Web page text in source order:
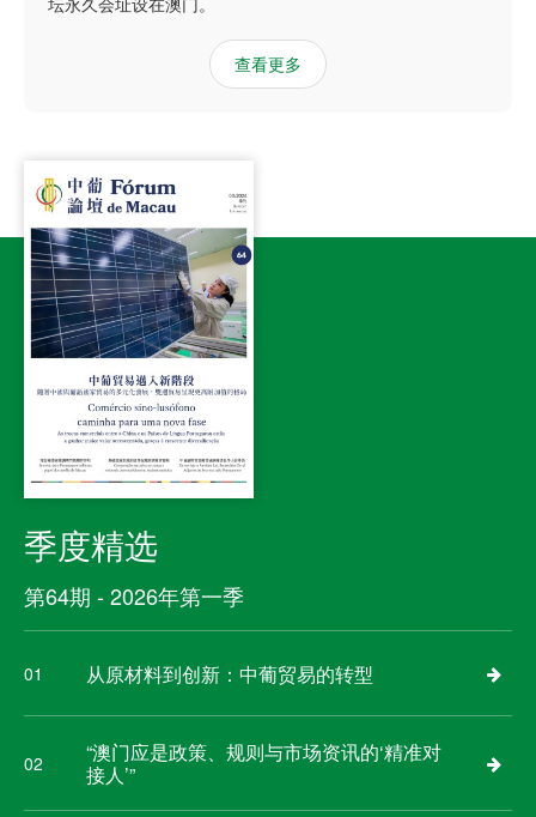
查看更多
季度精选
第64期 - 2026年第一季
01 从原材料到创新：中葡贸易的转型
02
“澳门应是政策、规则与市场资讯的‘精准对
接人’”